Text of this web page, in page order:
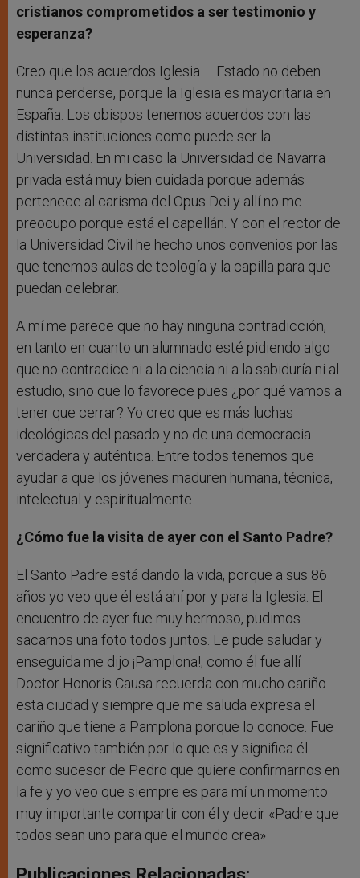
cristianos comprometidos a ser testimonio y
esperanza?
Creo que los acuerdos Iglesia – Estado no deben
nunca perderse, porque la Iglesia es mayoritaria en
España. Los obispos tenemos acuerdos con las
distintas instituciones como puede ser la
Universidad. En mi caso la Universidad de Navarra
privada está muy bien cuidada porque además
pertenece al carisma del Opus Dei y allí no me
preocupo porque está el capellán. Y con el rector de
la Universidad Civil he hecho unos convenios por las
que tenemos aulas de teología y la capilla para que
puedan celebrar.
A mí me parece que no hay ninguna contradicción,
en tanto en cuanto un alumnado esté pidiendo algo
que no contradice ni a la ciencia ni a la sabiduría ni al
estudio, sino que lo favorece pues ¿por qué vamos a
tener que cerrar? Yo creo que es más luchas
ideológicas del pasado y no de una democracia
verdadera y auténtica. Entre todos tenemos que
ayudar a que los jóvenes maduren humana, técnica,
intelectual y espiritualmente.
¿Cómo fue la visita de ayer con el Santo Padre?
El Santo Padre está dando la vida, porque a sus 86
años yo veo que él está ahí por y para la Iglesia. El
encuentro de ayer fue muy hermoso, pudimos
sacarnos una foto todos juntos. Le pude saludar y
enseguida me dijo ¡Pamplona!, como él fue allí
Doctor Honoris Causa recuerda con mucho cariño
esta ciudad y siempre que me saluda expresa el
cariño que tiene a Pamplona porque lo conoce. Fue
significativo también por lo que es y significa él
como sucesor de Pedro que quiere confirmarnos en
la fe y yo veo que siempre es para mí un momento
muy importante compartir con él y decir «Padre que
todos sean uno para que el mundo crea»